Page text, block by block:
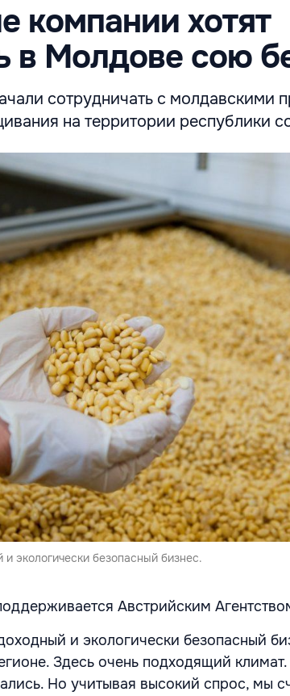
компании хотят
в Молдове сою
сотрудничать с молдавскими
на территории республики
экологически безопасный бизнес.
Австрийским
и экологически безопасный
Здесь очень подходящий
Но учитывая высокий спрос, мы